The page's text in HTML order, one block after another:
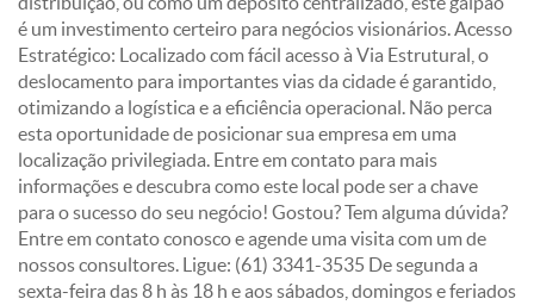
é um investimento certeiro para negócios visionários. Acesso
Estratégico: Localizado com fácil acesso à Via Estrutural, o
deslocamento para importantes vias da cidade é garantido,
otimizando a logística e a eficiência operacional. Não perca
esta oportunidade de posicionar sua empresa em uma
localização privilegiada. Entre em contato para mais
informações e descubra como este local pode ser a chave
para o sucesso do seu negócio! Gostou? Tem alguma dúvida?
Entre em contato conosco e agende uma visita com um de
nossos consultores. Ligue: (61) 3341-3535 De segunda a
sexta-feira das 8 h às 18 h e aos sábados, domingos e feriados